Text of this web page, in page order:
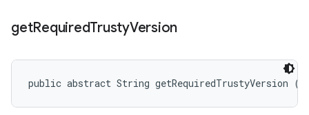
getRequiredTrustyVersion
public abstract String getRequiredTrustyVersion ()